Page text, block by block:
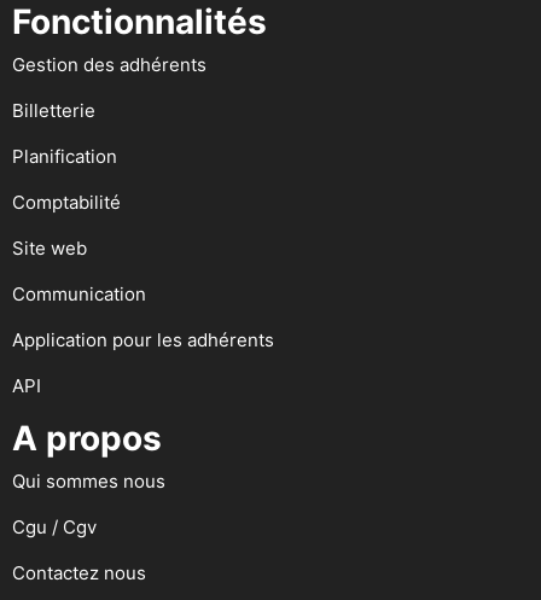
Fonctionnalités
Gestion des adhérents
Billetterie
Planification
Comptabilité
Site web
Communication
Application pour les adhérents
API
A propos
Qui sommes nous
Cgu / Cgv
Contactez nous